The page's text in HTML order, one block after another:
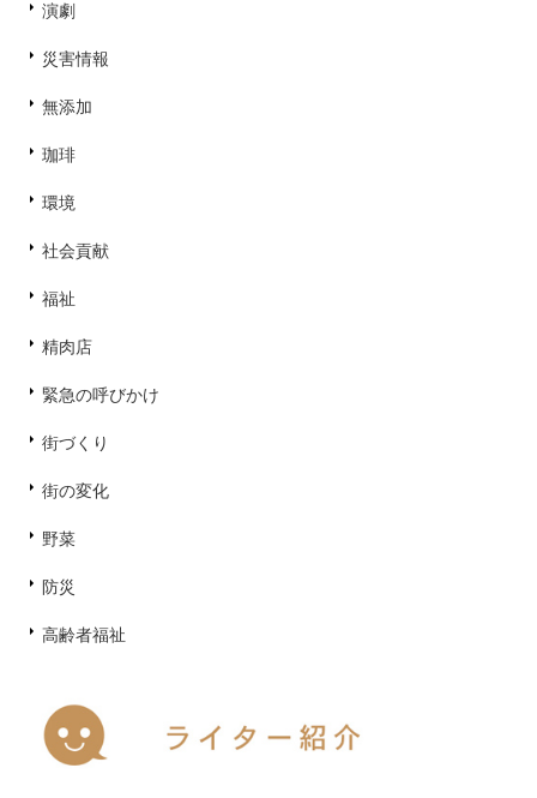
演劇
災害情報
無添加
珈琲
環境
社会貢献
福祉
精肉店
緊急の呼びかけ
街づくり
街の変化
野菜
防災
高齢者福祉